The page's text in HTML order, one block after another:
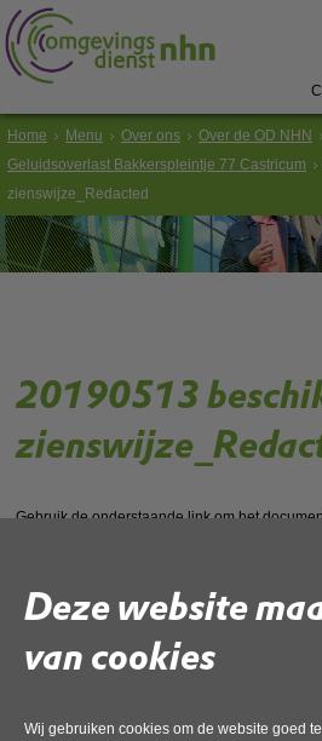
Deze website
van cookies
Wij gebruiken cookies om de website goed
Home Menu Over ons Over de OD NHN
Geluidsoverlast Bakkerspleintje 77 Castricum
zienswijze_Redacted
20190513
Gebruik de onderstaande link om het
Deel deze pagina